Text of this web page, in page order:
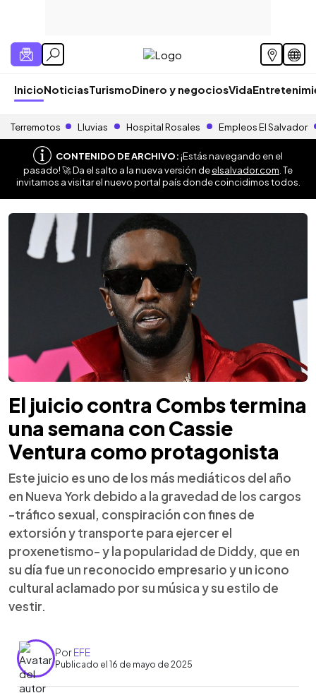
InicioNoticiasTurismoDinero y negociosVida
Terremotos Lluvias Hospital Rosales Empleos El Salvador
CONTENIDO DE ARCHIVO:¡Estás navegando en el
pasado! 🚀 Da el salto a la nueva versión deelsalvador.com . Te
invitamos a visitar el nuevo portal país donde coincidimos todos.
El juicio contra Combs termina
una semana con Cassie
Ventura como protagonista
Este juicio es uno de los más mediáticos del año
en Nueva York debido a la gravedad de los cargos
-tráfico sexual, conspiración con fines de
extorsión y transporte para ejercer el
proxenetismo- y la popularidad de Diddy, que en
su día fue un reconocido empresario y un icono
cultural aclamado por su música y su estilo de
vestir.
PorEFE
Publicado el 16 de mayo de 2025